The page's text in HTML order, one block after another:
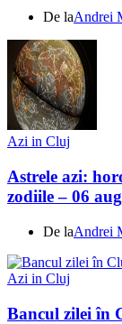
De laAndrei
Azi in Cluj
Astrele azi:
zodiile – 06
De laAndrei
Azi in Cluj
Bancul zilei în